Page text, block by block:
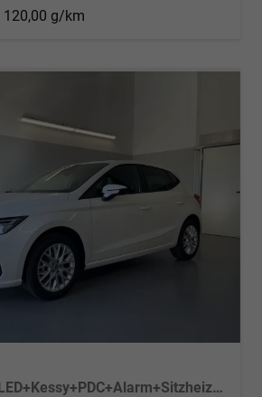
120,00 g/km
Style 80PS Voll-LED+Kessy+PDC+Alarm+Sitzheizung+Kamera+App-Connect